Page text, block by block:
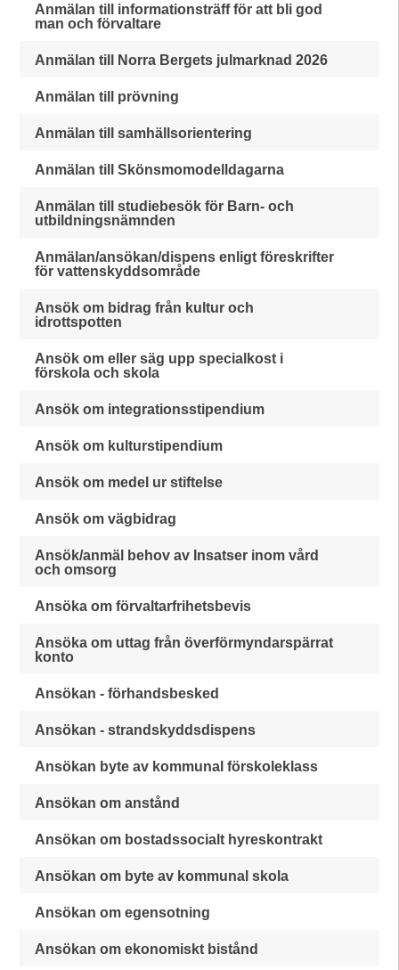
Anmälan till informationsträff för att bli god
man och förvaltare
Anmälan till Norra Bergets julmarknad 2026
Anmälan till prövning
Anmälan till samhällsorientering
Anmälan till Skönsmomodelldagarna
Anmälan till studiebesök för Barn- och
utbildningsnämnden
Anmälan/ansökan/dispens enligt föreskrifter
för vattenskyddsområde
Ansök om bidrag från kultur och
idrottspotten
Ansök om eller säg upp specialkost i
förskola och skola
Ansök om integrationsstipendium
Ansök om kulturstipendium
Ansök om medel ur stiftelse
Ansök om vägbidrag
Ansök/anmäl behov av Insatser inom vård
och omsorg
Ansöka om förvaltarfrihetsbevis
Ansöka om uttag från överförmyndarspärrat
konto
Ansökan - förhandsbesked
Ansökan - strandskyddsdispens
Ansökan byte av kommunal förskoleklass
Ansökan om anstånd
Ansökan om bostadssocialt hyreskontrakt
Ansökan om byte av kommunal skola
Ansökan om egensotning
Ansökan om ekonomiskt bistånd